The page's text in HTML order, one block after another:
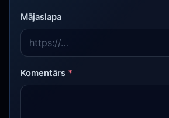
Mājaslapa
Komentārs *